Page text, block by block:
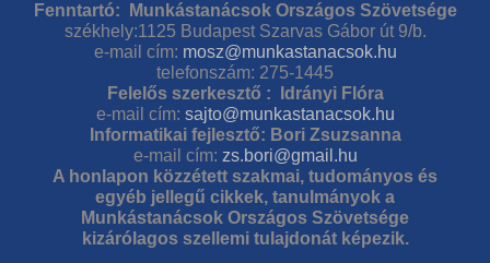
Fenntartó: Munkástanácsok Országos Szövetsége
székhely:1125 Budapest Szarvas Gábor út 9/b.
e-mail cím: mosz@munkastanacsok.hu
telefonszám: 275-1445
Felelős szerkesztő : Idrányi Flóra
e-mail cím: sajto@munkastanacsok.hu
Informatikai fejlesztő: Bori Zsuzsanna
e-mail cím: zs.bori@gmail.hu
A honlapon közzétett szakmai, tudományos és
egyéb jellegű cikkek, tanulmányok a
Munkástanácsok Országos Szövetsége
kizárólagos szellemi tulajdonát képezik.